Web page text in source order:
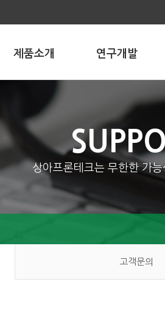
제품소개 연구개발
상아프론테크는 무한한 가능
고객문의